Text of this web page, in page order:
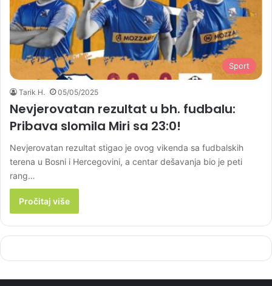
Sport
Tarik H. 05/05/2025
Nevjerovatan rezultat u bh. fudbalu:
Pribava slomila Miri sa 23:0!
Nevjerovatan rezultat stigao je ovog vikenda sa fudbalskih
terena u Bosni i Hercegovini, a centar dešavanja bio je peti
rang…
Pročitaj više